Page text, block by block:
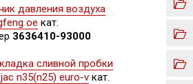
давления воздуха
oe кат.
3636410-93000
сливной пробки
n35(n25) euro-v кат.